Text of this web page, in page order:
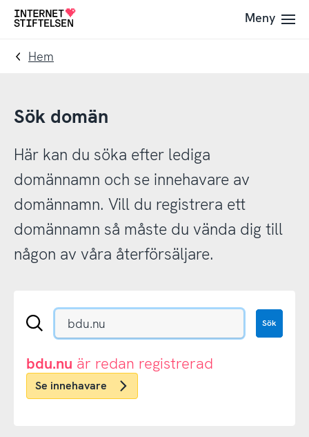
Till
navigering
Till
innehåll
Till
Meny
Hem
Sök domän
Här kan du söka efter lediga
domännamn och se innehavare av
domännamn. Vill du registrera ett
domännamn så måste du vända dig till
någon av våra återförsäljare.
Sök
eller
.nu-
domän
Sök
bdu.nu är redan registrerad
Se innehavare